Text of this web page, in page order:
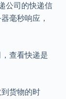
公司的快递信
毫秒响应，
查看快递是
货物的时